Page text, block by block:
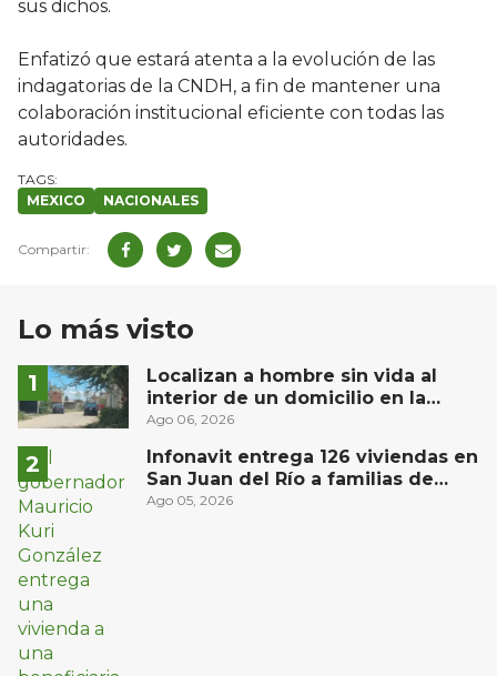
sus dichos.
Enfatizó que estará atenta a la evolución de las
indagatorias de la CNDH, a fin de mantener una
colaboración institucional eficiente con todas las
autoridades.
MEXICO NACIONALES
Lo más visto
Localizan a hombre sin vida al
interior de un domicilio en la
comunidad El Rodeo, San Juan del
Ago 06, 2026
Infonavit entrega 126 viviendas en
San Juan del Río a familias de
bajos ingresos
Ago 05, 2026